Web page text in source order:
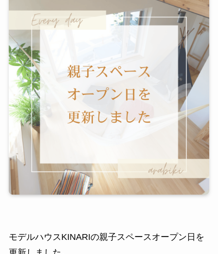
モデルハウスKINARIの親子スペースオープン日を